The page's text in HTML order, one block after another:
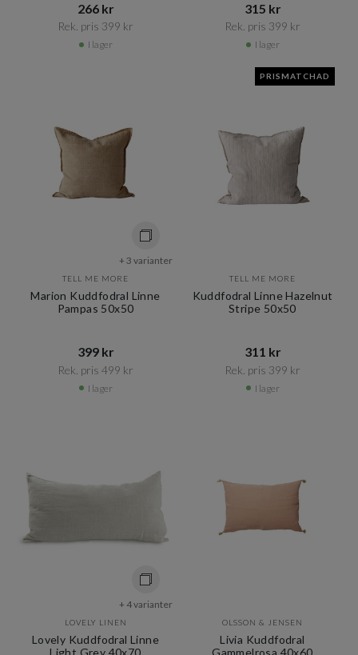
266 kr​​
Rek. pris 399 kr​​
I lager
315 kr​​
Rek. pris 399 kr​​
I lager
+ 3 varianter
TELL ME MORE
Marion Kuddfodral Linne
Pampas 50x50
399 kr​​
Rek. pris 499 kr​​
I lager
PRISMATCHAD
TELL ME MORE
Kuddfodral Linne Hazelnut
Stripe 50x50
311 kr​​
Rek. pris 399 kr​​
I lager
+ 4 varianter
LOVELY LINEN
Lovely Kuddfodral Linne
Light Grey 40x70
OLSSON & JENSEN
Livia Kuddfodral
Gammelrosa 40x60